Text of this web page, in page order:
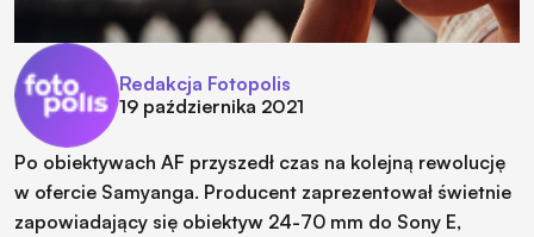
Redakcja Fotopolis
19 października 2021
Po obiektywach AF przyszedł czas na kolejną rewolucję
w ofercie Samyanga. Producent zaprezentował świetnie
zapowiadający się obiektyw 24-70 mm do Sony E,